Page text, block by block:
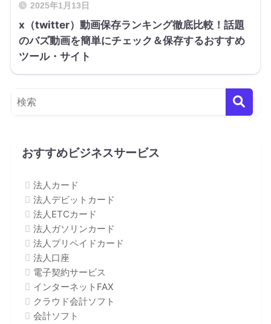
2025年1月13日
x（twitter）動画保存ランキング徹底比較！話題
のバズ動画を簡単にチェック＆保存するおすすめ
ツール・サイト
おすすめビジネスサービス
法人カード
法人デビットカード
法人ETCカード
法人ガソリンカード
法人プリペイドカード
法人口座
電子契約サービス
インターネットFAX
クラウド会計ソフト
会計ソフト